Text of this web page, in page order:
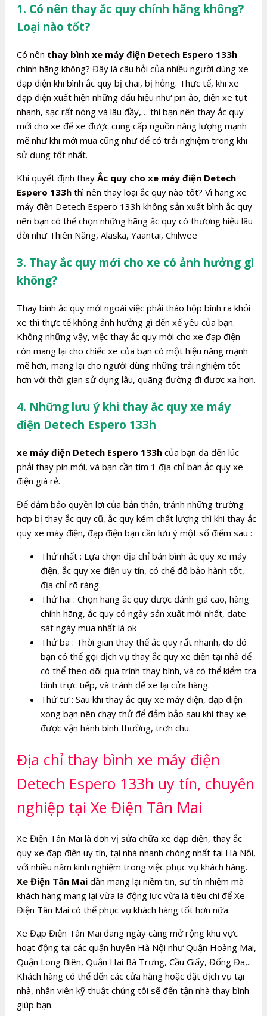
1. Có nên thay ắc quy chính hãng không?
Loại nào tốt?
Có nên thay bình xe máy điện Detech Espero 133h
chính hãng không? Đây là câu hỏi của nhiều người dùng xe
đạp điện khi bình ắc quy bị chai, bị hỏng. Thực tế, khi xe
đạp điện xuất hiện những dấu hiệu như pin ảo, điện xe tụt
nhanh, sạc rất nóng và lâu đầy,… thì bạn nên thay ắc quy
mới cho xe để xe được cung cấp nguồn năng lượng mạnh
mẽ như khi mới mua cũng như để có trải nghiệm trong khi
sử dụng tốt nhất.
Khi quyết định thay Ắc quy cho xe máy điện Detech
Espero 133h thì nên thay loại ắc quy nào tốt? Vì hãng xe
máy điện Detech Espero 133h không sản xuất bình ắc quy
nên bạn có thể chọn những hãng ắc quy có thương hiệu lâu
đời như Thiên Năng, Alaska, Yaantai, Chilwee
3. Thay ắc quy mới cho xe có ảnh hưởng gì
không?
Thay bình ắc quy mới ngoài việc phải tháo hộp bình ra khỏi
xe thì thực tế không ảnh hưởng gì đến xế yêu của bạn.
Không những vậy, việc thay ắc quy mới cho xe đạp điện
còn mang lại cho chiếc xe của bạn có một hiệu năng mạnh
mẽ hơn, mang lại cho người dùng những trải nghiệm tốt
hơn với thời gian sử dụng lâu, quãng đường đi được xa hơn.
4. Những lưu ý khi thay ắc quy xe máy
điện Detech Espero 133h
xe máy điện Detech Espero 133h của bạn đã đến lúc
phải thay pin mới, và bạn cần tìm 1 địa chỉ bán ắc quy xe
điện giá rẻ.
Để đảm bảo quyền lợi của bản thân, tránh những trường
hợp bị thay ắc quy cũ, ắc quy kém chất lượng thì khi thay ắc
quy xe máy điện, đạp điện bạn cần lưu ý một số điểm sau :
Thứ nhất : Lựa chọn địa chỉ bán bình ắc quy xe máy
điện, ắc quy xe điện uy tín, có chế độ bảo hành tốt,
địa chỉ rõ ràng.
Thứ hai : Chọn hãng ắc quy được đánh giá cao, hàng
chính hãng, ắc quy có ngày sản xuất mới nhất, date
sát ngày mua nhất là ok
Thứ ba : Thời gian thay thế ắc quy rất nhanh, do đó
bạn có thể gọi dịch vụ thay ắc quy xe điện tại nhà để
có thể theo dõi quá trình thay bình, và có thể kiểm tra
bình trực tiếp, và tránh để xe lại cửa hàng.
Thứ tư : Sau khi thay ắc quy xe máy điện, đạp điện
xong bạn nên chạy thử để đảm bảo sau khi thay xe
được vận hành bình thường, trơn chu.
Địa chỉ thay bình xe máy điện
Detech Espero 133h uy tín, chuyên
nghiệp tại Xe Điện Tân Mai
Xe Điện Tân Mai là đơn vị sửa chữa xe đạp điện, thay ắc
quy xe đạp điện uy tín, tại nhà nhanh chóng nhất tại Hà Nội,
với nhiều năm kinh nghiệm trong việc phục vụ khách hàng.
Xe Điện Tân Mai dần mang lại niềm tin, sự tín nhiệm mà
khách hàng mang lại vừa là động lực vừa là tiêu chí để Xe
Điện Tân Mai có thể phục vụ khách hàng tốt hơn nữa.
Xe Đạp Điện Tân Mai đang ngày càng mở rộng khu vực
hoạt động tại các quận huyên Hà Nội như Quận Hoàng Mai,
Quận Long Biên, Quận Hai Bà Trưng, Cầu Giấy, Đống Đa,..
Khách hàng có thể đến các cửa hàng hoặc đặt dịch vụ tại
nhà, nhân viên kỹ thuật chúng tôi sẽ đến tận nhà thay bình
giúp bạn.